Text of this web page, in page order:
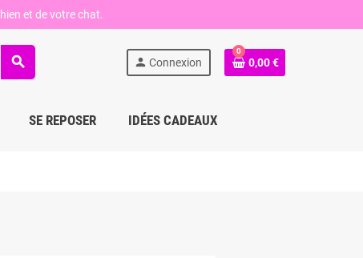
et de votre chat.
person Connexion
0
0,00 €
search
SE REPOSER IDÉES CADEAUX